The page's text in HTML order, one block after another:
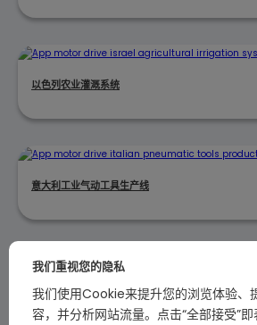
以色列农业灌溉系统
意大利工业气动工具生产线
韩国SK海力士晶圆厂
我们重视您的隐私
我们使用Cookie来提升您的浏览体验、
容，并分析网站流量。点击“全部接受”